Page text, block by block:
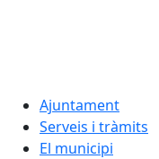
Ajuntament
Serveis i tràmits
El municipi